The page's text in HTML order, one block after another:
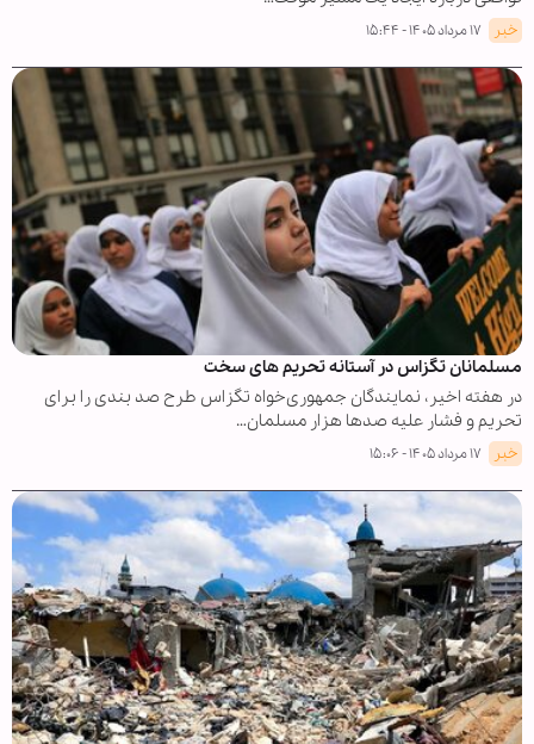
خبر ۱۷ مرداد ۱۴۰۵ - ۱۵:۴۴
مسلمانان تگزاس در آستانه تحریم های سخت
در هفته اخیر، نمایندگان جمهوری‌خواه تگزاس طرح صد بندی را برای
تحریم و فشار علیه صدها هزار مسلمان…
خبر ۱۷ مرداد ۱۴۰۵ - ۱۵:۰۶